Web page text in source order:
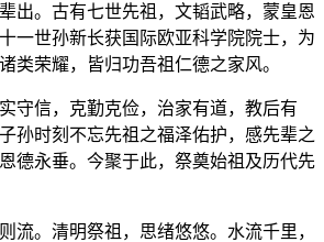
出。古有七世先祖，文韬武略，蒙皇恩
一世孙新长获国际欧亚科学院院士，为
类荣耀，皆归功吾祖仁德之家风。
守信，克勤克俭，治家有道，教后有
孙时刻不忘先祖之福泽佑护，感先辈之
德永垂。今聚于此，祭奠始祖及历代先
流。清明祭祖，思绪悠悠。水流千里，